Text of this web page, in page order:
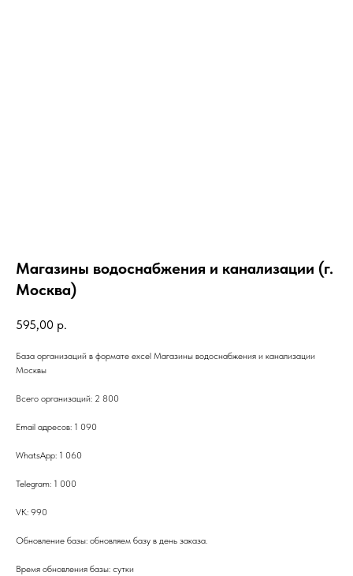
Магазины водоснабжения и канализации (г.
Москва)
595,00 р.
База организаций в формате excel Магазины водоснабжения и канализации
Москвы
Всего организаций: 2 800
Email адресов: 1 090
WhatsApp: 1 060
Telegram: 1 000
VK: 990
Обновление базы: обновляем базу в день заказа.
Время обновления базы: сутки